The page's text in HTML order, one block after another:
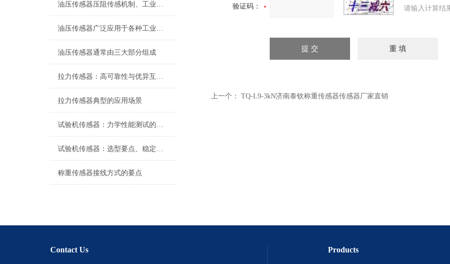
油压传感器压阻传感机制、工业工况适配与标准化运维管理
油压传感器广泛应用于各种工业自控环境
油压传感器通常由三大部分组成
拉力传感器：高可靠性与优异互换性的技术解析
拉力传感器典型的应用场景
试验机传感器：力学性能测试的核心组件解析
试验机传感器：选型要点、稳定性及分类详解
称重传感器接线方式的要点
验证码： 请输入计算结
上一个： TQ-L9-3kN济南泰钦称重传感器传感器厂家直销
Contact Us Products